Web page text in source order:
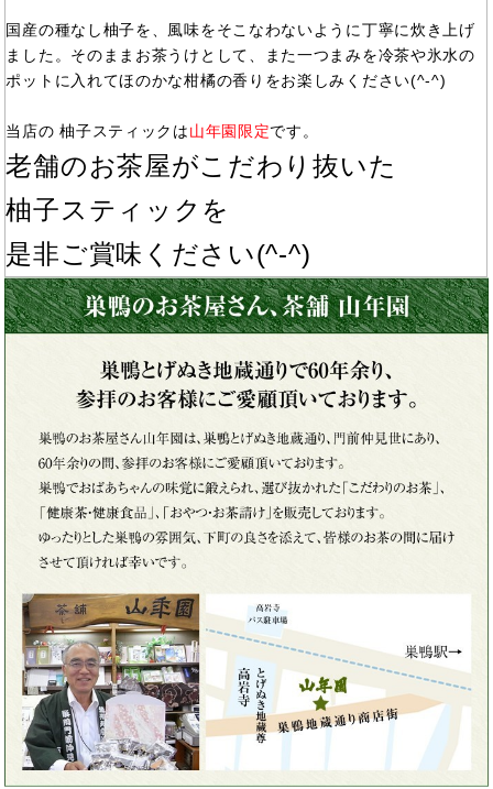
国産の種なし柚子を、風味をそこなわないように丁寧に炊き上げ
ました。そのままお茶うけとして、また一つまみを冷茶や氷水の
ポットに入れてほのかな柑橘の香りをお楽しみください(^-^)
当店の 柚子スティックは山年園限定です。
老舗のお茶屋がこだわり抜いた
柚子スティックを
是非ご賞味ください(^-^)